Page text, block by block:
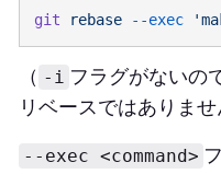
git rebase --exec
（ -i フラグがないの
リベースではありませ
--exec <command>